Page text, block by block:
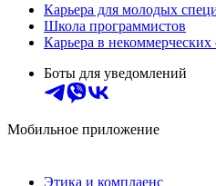
Карьера для молодых
Школа программистов
Карьера в некоммерческих
Боты для уведомлений
Мобильное приложение
Этика и комплаенс